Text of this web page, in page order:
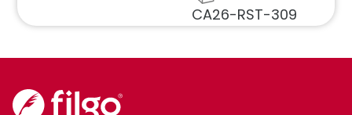
CA26-RST-309